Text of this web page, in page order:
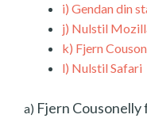
i) Gendan din
j) Nulstil
k) Fjern
l) Nulstil Safari
a) Fjern